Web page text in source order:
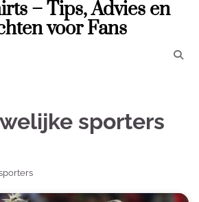
– Tips, Advies en
voor Fans
sporters